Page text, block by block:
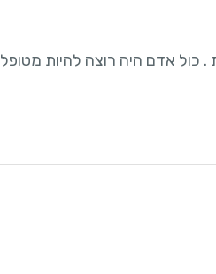
. כול אדם היה רוצה להיות מטופל